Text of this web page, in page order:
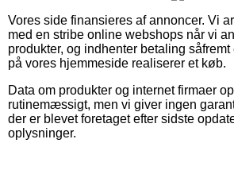
Vores side finansieres af annoncer. Vi
med en stribe online webshops når vi
produkter, og indhenter betaling
på vores hjemmeside realiserer et køb.
Data om produkter og internet firmaer
rutinemæssigt, men vi giver ingen
der er blevet foretaget efter sidste
oplysninger.